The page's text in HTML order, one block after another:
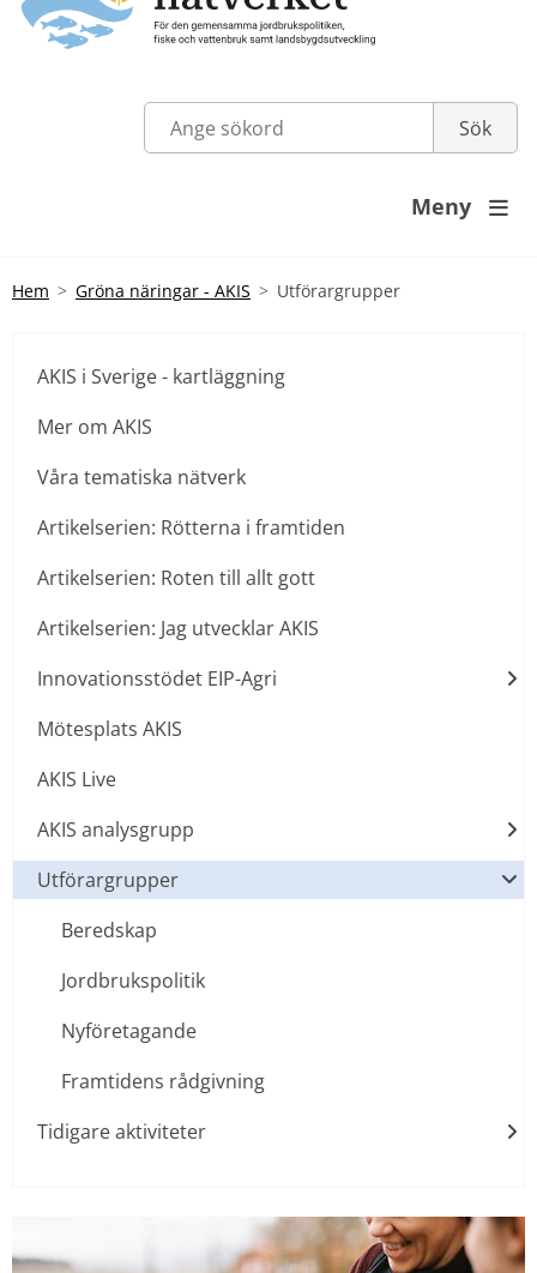
Meny 
Hem Gröna näringar - AKIS Utförargrupper
AKIS i Sverige - kartläggning
Mer om AKIS
Våra tematiska nätverk
Artikelserien: Rötterna i framtiden
Artikelserien: Roten till allt gott
Artikelserien: Jag utvecklar AKIS
Innovationsstödet EIP-Agri
Mötesplats AKIS
AKIS Live
AKIS analysgrupp
Utförargrupper
Beredskap
Jordbrukspolitik
Nyföretagande
Framtidens rådgivning
Tidigare aktiviteter